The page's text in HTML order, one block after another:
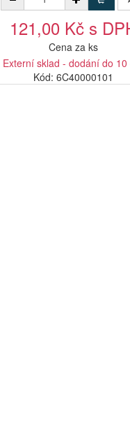
121,00 Kč s
Cena za ks
Externí sklad - dodání do 10
Kód: 6C40000101